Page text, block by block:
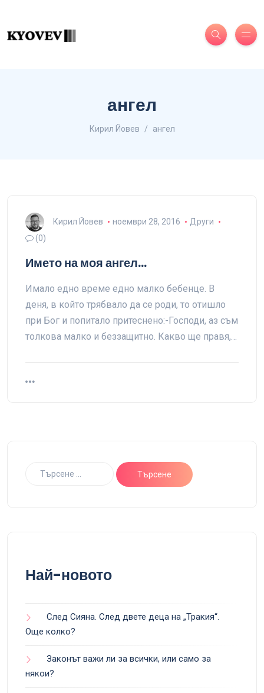
ангел
Кирил Йовев ангел
Кирил Йовев ноември 28, 2016
Други
(0)
Името на моя ангел…
Имало едно време едно малко бебенце. В
деня, в който трябвало да се роди, то отишло
при Бог и попитало притеснено:-Господи, аз съм
толкова малко и беззащитно. Какво ще правя,…
Най-новото
След Сияна. След двете деца на „Тракия“.
Още колко?
Законът важи ли за всички, или само за
някои?